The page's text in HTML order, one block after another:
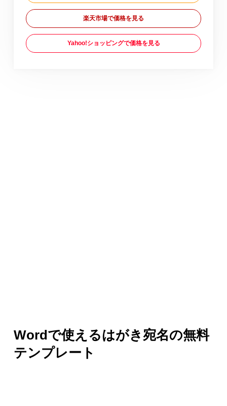
楽天市場で価格を見る
Yahoo!ショッピングで価格を見る
Wordで使えるはがき宛名の無料
テンプレート